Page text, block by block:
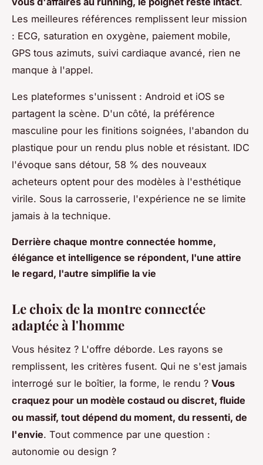
Les meilleures références remplissent leur mission
: ECG, saturation en oxygène, paiement mobile,
GPS tous azimuts, suivi cardiaque avancé, rien ne
manque à l'appel.
Les plateformes s'unissent : Android et iOS se
partagent la scène. D'un côté, la préférence
masculine pour les finitions soignées, l'abandon du
plastique pour un rendu plus noble et résistant. IDC
l'évoque sans détour, 58 % des nouveaux
acheteurs optent pour des modèles à l'esthétique
virile. Sous la carrosserie, l'expérience ne se limite
jamais à la technique.
Derrière chaque montre connectée homme,
élégance et intelligence se répondent, l'une attire
le regard, l'autre simplifie la vie
Le choix de la montre connectée
adaptée à l'homme
Vous hésitez ? L'offre déborde. Les rayons se
remplissent, les critères fusent. Qui ne s'est jamais
interrogé sur le boîtier, la forme, le rendu ? Vous
craquez pour un modèle costaud ou discret, fluide
ou massif, tout dépend du moment, du ressenti, de
l'envie. Tout commence par une question :
autonomie ou design ?